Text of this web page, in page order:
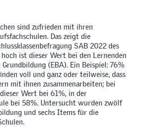
sind zufrieden mit ihren
Das zeigt die
SAB 2022 des
hoch ist dieser Wert bei den Lernenden
(EBA). Ein Beispiel: 76%
voll und ganz oder teilweise, dass
mit ihnen zusammenarbeiten; bei
Wert bei 61%, in der
bei 58%. Untersucht wurden zwölf
und sechs Items für die